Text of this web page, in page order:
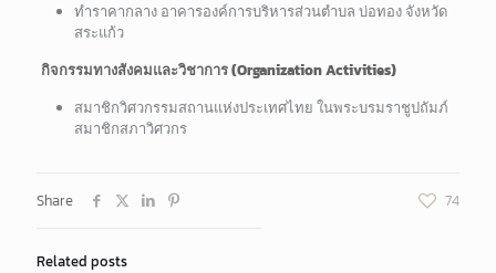
ทำราคากลาง อาคารองค์การบริหารส่วนตำบล บ่อทอง จังหวัด
สระแก้ว
กิจกรรมทางสังคมและวิชาการ(Organization Activities)
สมาชิกวิศวกรรมสถานแห่งประเทศไทย ในพระบรมราชูปถัมภ์
สมาชิกสภาวิศวกร
Share 74
Related posts